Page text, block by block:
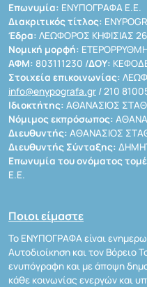
Επωνυμία: ΕΝΥΠΟΓΡΑΦΑ Ε.Ε.
Διακριτικός τίτλος:
Έδρα: ΛΕΩΦΟΡΟΣ ΚΗΦΙΣΙΑΣ
Νομική μορφή: ΕΤΕΡΟΡΡΥΘΜΗ
ΑΦΜ: 803111230 /ΔΟΥ:
Στοιχεία επικοινωνίας:
info@enypografa.gr / 210
Ιδιοκτήτης: ΑΘΑΝΑΣΙΟΣ
Νόμιμος εκπρόσωπος:
Διευθυντής: ΑΘΑΝΑΣΙΟΣ
Διευθυντής Σύνταξης:
Επωνυμία του ονόματος
Ε.Ε.
Ποιοι είμαστε
Το ΕΝΥΠΟΓΡΑΦΑ είναι
Αυτοδιοίκηση και τον Βόρειο
ενυπόγραφη και με άποψη
κάθε κοινωνίας ενεργών και